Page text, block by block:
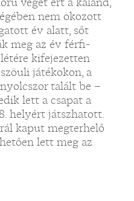
nem okozott
év alatt, sőt
meg az év férfi-
kifejezetten
játékokon, a
talált be –
lett a csapat a
helyért játszhatott.
kaput megterhelő
lett meg az